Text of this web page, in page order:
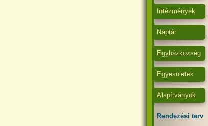
Intézmények
Naptár
Egyházközség
Egyesületek
Alapítványok
Rendezési terv